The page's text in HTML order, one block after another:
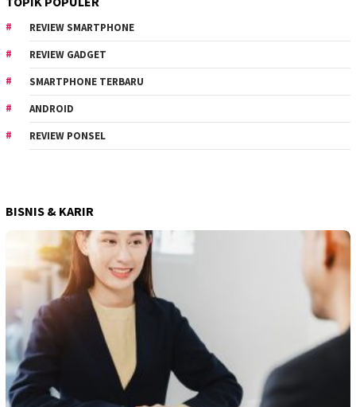
REVIEW SMARTPHONE
REVIEW GADGET
SMARTPHONE TERBARU
ANDROID
REVIEW PONSEL
BISNIS & KARIR